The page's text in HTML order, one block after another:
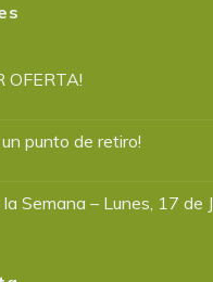
OFERTA!
punto de retiro!
Semana – Lunes, 17 de